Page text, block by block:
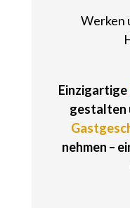
Werken
Einzigartige
gestalten
nehmen –